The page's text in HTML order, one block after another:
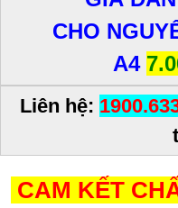
CHO
A4
Liên hệ:
CAM KẾT